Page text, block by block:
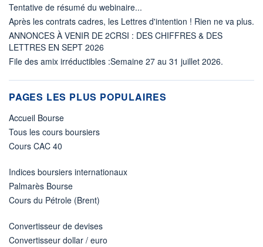
Tentative de résumé du webinaire...
Après les contrats cadres, les Lettres d'intention ! Rien ne va plus.
ANNONCES À VENIR DE 2CRSI : DES CHIFFRES & DES
LETTRES EN SEPT 2026
File des amix irréductibles :Semaine 27 au 31 juillet 2026.
PAGES LES PLUS POPULAIRES
Accueil Bourse
Tous les cours boursiers
Cours CAC 40
Indices boursiers internationaux
Palmarès Bourse
Cours du Pétrole (Brent)
Convertisseur de devises
Convertisseur dollar / euro